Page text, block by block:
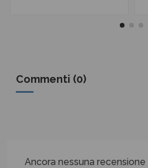
Commenti (0)
Ancora nessuna